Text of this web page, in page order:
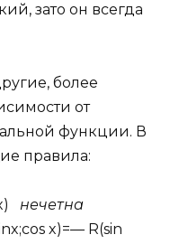
зато он всегда
более
от
фyнкции. В
правила:
нечетна
x)=— R(sin